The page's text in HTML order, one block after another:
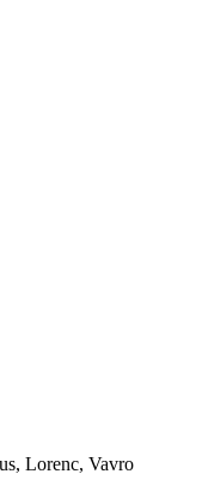
Lorenc, Vavro